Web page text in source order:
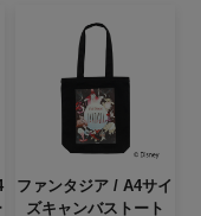
ファンタジア / A4サイ
ズキャンバストート